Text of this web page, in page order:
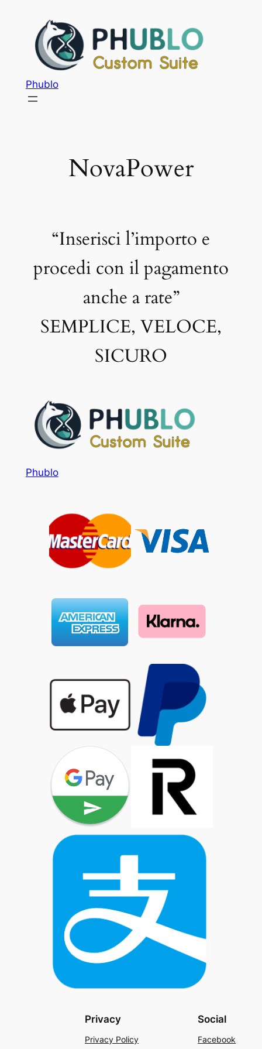
Phublo
NovaPower
“Inserisci l’importo e
procedi con il pagamento
anche a rate”
SEMPLICE, VELOCE,
SICURO
Phublo
Privacy
Privacy Policy
Social
Facebook